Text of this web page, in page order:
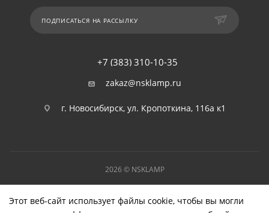
ПОДПИСАТЬСЯ НА РАССЫЛКУ
+7 (383) 310-10-35
zakaz@nsklamp.ru
г. Новосибирск, ул. Кропоткина, 116а к1
2026 © NSKLAMP
Этот веб-сайт использует файлы cookie, чтобы вы могли